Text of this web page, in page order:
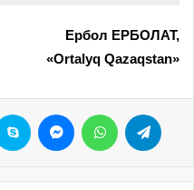
Ербол ЕРБОЛАТ,
«Ortalyq Qazaqstan»